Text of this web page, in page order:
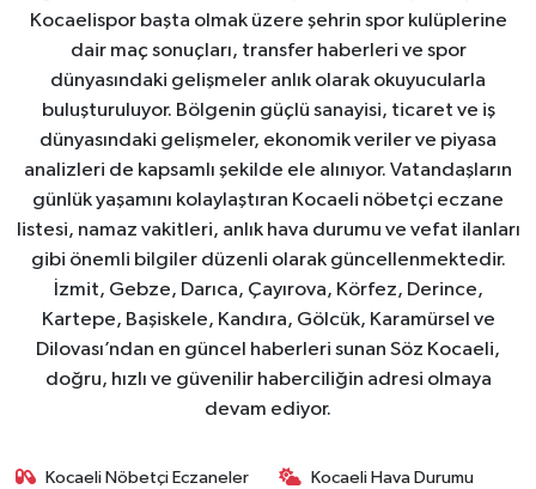
Kocaelispor başta olmak üzere şehrin spor kulüplerine
dair maç sonuçları, transfer haberleri ve spor
dünyasındaki gelişmeler anlık olarak okuyucularla
buluşturuluyor. Bölgenin güçlü sanayisi, ticaret ve iş
dünyasındaki gelişmeler, ekonomik veriler ve piyasa
analizleri de kapsamlı şekilde ele alınıyor. Vatandaşların
günlük yaşamını kolaylaştıran Kocaeli nöbetçi eczane
listesi, namaz vakitleri, anlık hava durumu ve vefat ilanları
gibi önemli bilgiler düzenli olarak güncellenmektedir.
İzmit, Gebze, Darıca, Çayırova, Körfez, Derince,
Kartepe, Başiskele, Kandıra, Gölcük, Karamürsel ve
Dilovası’ndan en güncel haberleri sunan Söz Kocaeli,
doğru, hızlı ve güvenilir haberciliğin adresi olmaya
devam ediyor.
Kocaeli Nöbetçi Eczaneler Kocaeli Hava Durumu